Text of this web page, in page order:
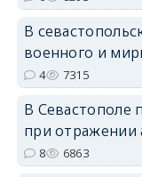
В
военного и
4 7315
В Севастополе
при отражении
8 6863